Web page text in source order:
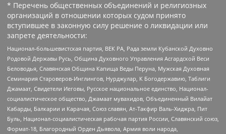
* Перечень общественных объединений и религиозных
организаций в отношении которых судом принято
вступившее в законную силу решение о ликвидации или
запрете деятельности:
Национал-большевистская партия, ВЕК РА, Рада земли Кубанской Духовно
Родовой Державы Русь, Община Духовного Управления Асгардской Веси
Беловодья, Славянская Община Капища Веды Перуна, Мужская Духовная
Семинария Староверов-Инглингов, Нурджулар, К Богодержавию, Таблиги
Джамаат, Свидетели Иеговы, Русское национальное единство, Национал-
социалистическое общество, Джамаат мувахидов, Объединенный Вилайат
Кабарды, Балкарии и Карачая, Союз славян, Ат-Такфир Валь-Хиджра, Пит
Буль, Национал-социалистическая рабочая партия России, Славянский союз,
Формат-18, Благородный Орден Дьявола, Армия воли народа,